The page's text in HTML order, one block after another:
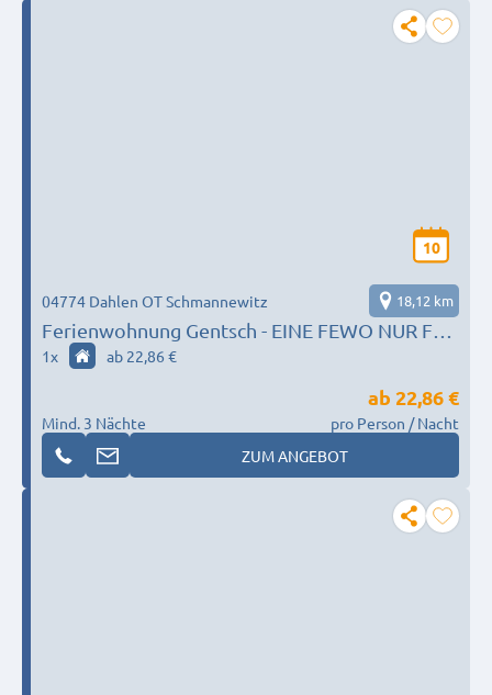
10
Ferienwohnung Gentsch - EINE FEWO NUR FÜR
SIE !!!
04774 Dahlen OT Schmannewitz 18,12 km
1x ab 22,86 €
Mind. 3 Nächte
ab 22,86 €
pro Person / Nacht
ZUM ANGEBOT